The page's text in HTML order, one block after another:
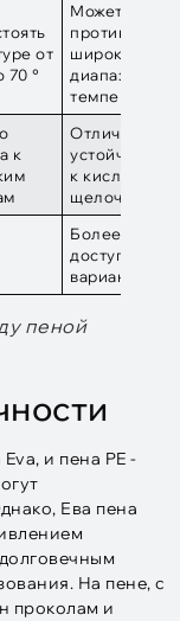
от
70 °
Может
широкому
диапазону
температур
к
Отличная
устойчивость
к кислотам и
щелочкам
Более
доступный
вариант
пеной
и пена PE -
Ева пена
На пене, с
проколам и